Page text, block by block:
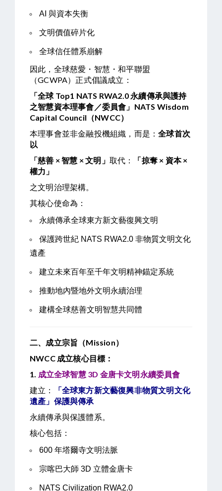
AI 與資本失衡
文明價值碎片化
全球信任體系崩解
因此，全球慈愛・智慧・和平聯盟
（GCWPA）正式倡議成立：
「全球 Top1 NATS RWA2.0 永續傳承與護持
之智慧資本理事會／委員會」NATS Wisdom
Capital Council（NWCC）
本理事會並非金融投機組織，而是：全球首次
以
「慈善 × 智慧 × 文明」 取代：
「掠奪 × 資本 ×
權力」
之文明治理架構。
其核心使命為：
永續傳承全球東方新文藝復興文明
保護跨世紀 NATS RWA2.0 非物質文明文化
遺產
建立未來百年至千年文明精神錨定系統
推動地內暨地外文明永續治理
建構全球慈善文明智慧共同體
二、成立宗旨（Mission）
NWCC 成立核心目標：
1. 成立全球智慧 3D 金唐卡文明永續委員會
建立：
「全球東方新文藝復興非物質文明文化
遺產」保護與傳承
永續傳承與保護體系。
核心包括：
600 年塔爾寺文明法脈
宗喀巴大師 3D 立體金唐卡
NATS Civilization RWA2.0